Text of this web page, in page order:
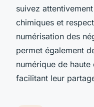
suivez
chimiques et
numérisation des
permet également
numérique de
facilitant leur